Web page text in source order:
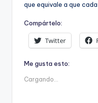
que equivale a que
Compártelo:
Twitter
Me gusta esto:
Cargando...